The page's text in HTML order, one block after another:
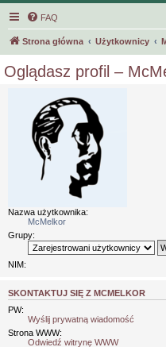
FAQ
Strona główna Użytkownicy
Oglądasz profil –
Nazwa użytkownika:
McMelkor
Grupy:
NIM:
SKONTAKTUJ SIĘ Z MCMELKOR
PW:
Wyślij prywatną wiadomość
Strona WWW:
Odwiedź witrynę WWW